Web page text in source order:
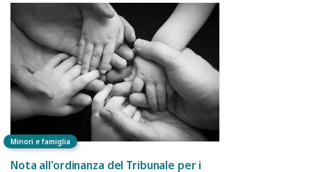
Minori e famiglia
Nota all'ordinanza del Tribunale per i